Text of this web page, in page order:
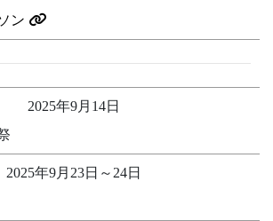
ン
2025年9月14日
2025年9月23日～24日